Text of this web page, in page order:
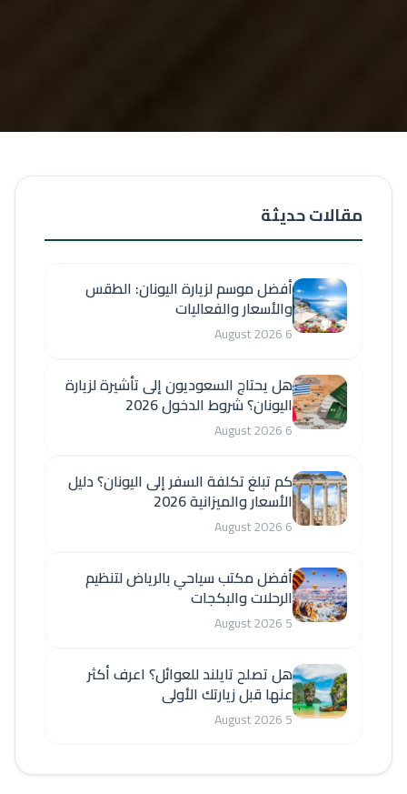
مقالات حديثة
أفضل موسم لزيارة اليونان: الطقس
والأسعار والفعاليات
6 August 2026
هل يحتاج السعوديون إلى تأشيرة لزيارة
اليونان؟ شروط الدخول 2026
6 August 2026
كم تبلغ تكلفة السفر إلى اليونان؟ دليل
الأسعار والميزانية 2026
6 August 2026
أفضل مكتب سياحي بالرياض لتنظيم
الرحلات والبكجات
5 August 2026
هل تصلح تايلند للعوائل؟ اعرف أكثر
عنها قبل زيارتك الأولى
5 August 2026